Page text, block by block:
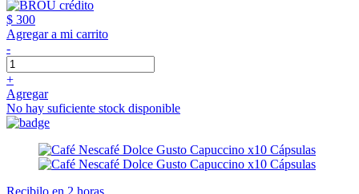
$ 300
Agregar a mi carrito
-
+
Agregar
No hay suficiente stock disponible
Recibilo en 2 horas